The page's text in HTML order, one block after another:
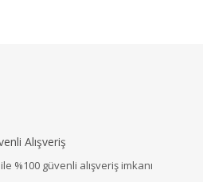
Alışveriş
%100 güvenli alışveriş imkanı